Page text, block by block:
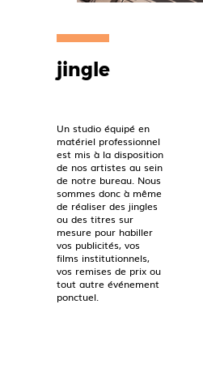
jingle
Un studio équipé en
matériel professionnel
est mis à la disposition
de nos artistes au sein
de notre bureau. Nous
sommes donc à même
de réaliser des jingles
ou des titres sur
mesure pour habiller
vos publicités, vos
films institutionnels,
vos remises de prix ou
tout autre événement
ponctuel.